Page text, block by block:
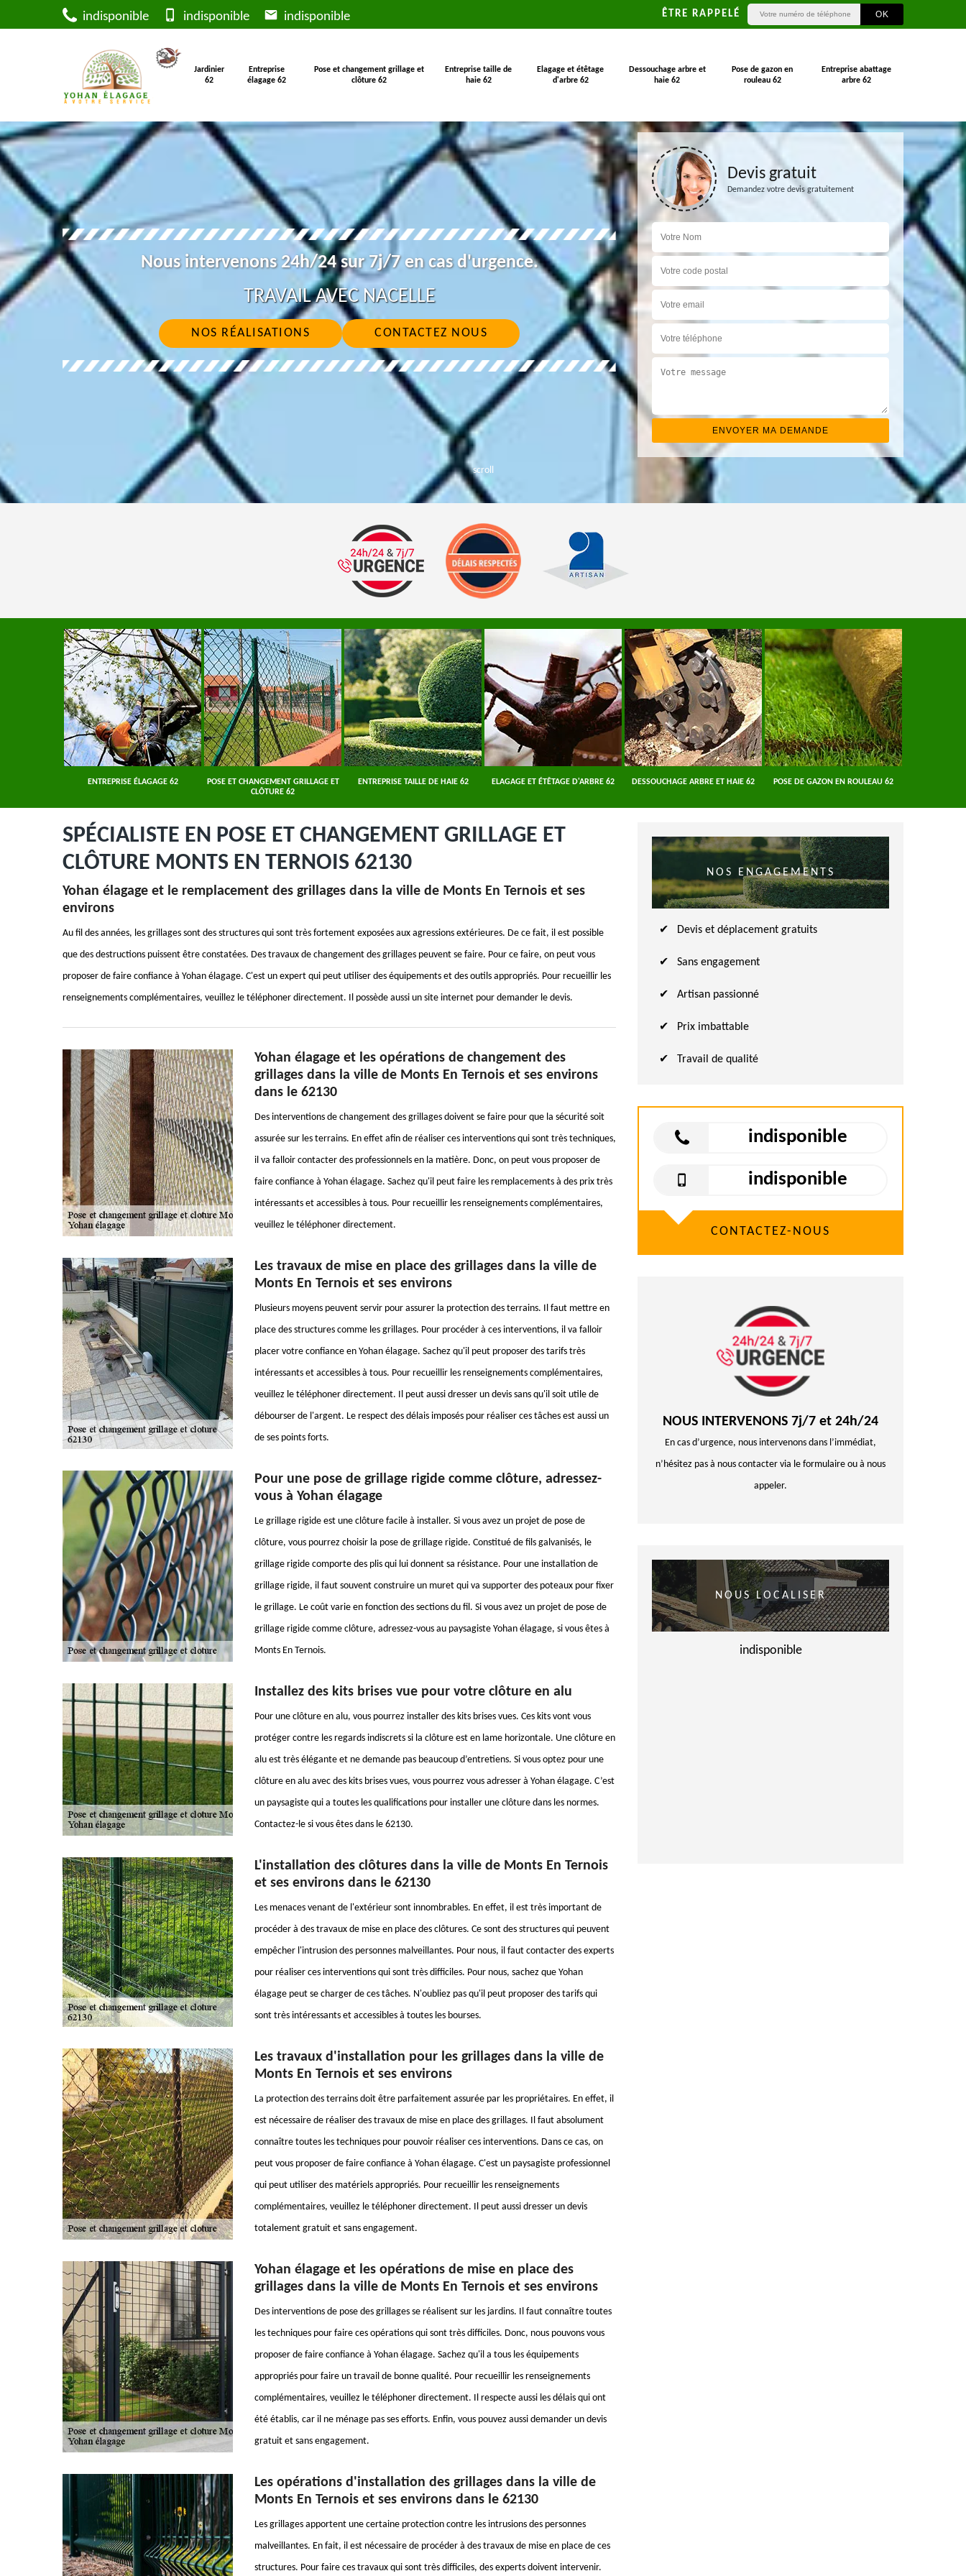
indisponible indisponible indisponible ÊTRE RAPPELÉ
Jardinier
62
Entreprise
élagage 62
Pose et changement grillage et
clôture 62
Entreprise taille de
haie 62
Elagage et étêtage
d'arbre 62
Dessouchage arbre et
haie 62
Pose de gazon en
rouleau 62
Entreprise abattage
arbre 62
scroll
Nous intervenons 24h/24 sur 7j/7 en cas d'urgence.
TRAVAIL AVEC NACELLE
NOS RÉALISATIONS CONTACTEZ NOUS
Devis gratuit
Demandez votre devis gratuitement
ENTREPRISE ÉLAGAGE 62
POSE ET CHANGEMENT GRILLAGE ET
CLÔTURE 62
ENTREPRISE TAILLE DE HAIE 62 ELAGAGE ET ÉTÊTAGE D'ARBRE 62 DESSOUCHAGE ARBRE ET HAIE 62 POSE DE GAZON EN ROULEAU 62
SPÉCIALISTE EN POSE ET CHANGEMENT GRILLAGE ET
CLÔTURE MONTS EN TERNOIS 62130
Yohan élagage et le remplacement des grillages dans la ville de Monts En Ternois et ses
environs
Au fil des années, les grillages sont des structures qui sont très fortement exposées aux agressions extérieures. De ce fait, il est possible
que des destructions puissent être constatées. Des travaux de changement des grillages peuvent se faire. Pour ce faire, on peut vous
proposer de faire confiance à Yohan élagage. C'est un expert qui peut utiliser des équipements et des outils appropriés. Pour recueillir les
renseignements complémentaires, veuillez le téléphoner directement. Il possède aussi un site internet pour demander le devis.
Yohan élagage et les opérations de changement des
grillages dans la ville de Monts En Ternois et ses environs
dans le 62130
Des interventions de changement des grillages doivent se faire pour que la sécurité soit
assurée sur les terrains. En effet afin de réaliser ces interventions qui sont très techniques,
il va falloir contacter des professionnels en la matière. Donc, on peut vous proposer de
faire confiance à Yohan élagage. Sachez qu'il peut faire les remplacements à des prix très
intéressants et accessibles à tous. Pour recueillir les renseignements complémentaires,
veuillez le téléphoner directement.
Les travaux de mise en place des grillages dans la ville de
Monts En Ternois et ses environs
Plusieurs moyens peuvent servir pour assurer la protection des terrains. Il faut mettre en
place des structures comme les grillages. Pour procéder à ces interventions, il va falloir
placer votre confiance en Yohan élagage. Sachez qu'il peut proposer des tarifs très
intéressants et accessibles à tous. Pour recueillir les renseignements complémentaires,
veuillez le téléphoner directement. Il peut aussi dresser un devis sans qu'il soit utile de
débourser de l'argent. Le respect des délais imposés pour réaliser ces tâches est aussi un
de ses points forts.
Pour une pose de grillage rigide comme clôture, adressez-
vous à Yohan élagage
Le grillage rigide est une clôture facile à installer. Si vous avez un projet de pose de
clôture, vous pourrez choisir la pose de grillage rigide. Constitué de fils galvanisés, le
grillage rigide comporte des plis qui lui donnent sa résistance. Pour une installation de
grillage rigide, il faut souvent construire un muret qui va supporter des poteaux pour fixer
le grillage. Le coût varie en fonction des sections du fil. Si vous avez un projet de pose de
grillage rigide comme clôture, adressez-vous au paysagiste Yohan élagage, si vous êtes à
Monts En Ternois.
Installez des kits brises vue pour votre clôture en alu
Pour une clôture en alu, vous pourrez installer des kits brises vues. Ces kits vont vous
protéger contre les regards indiscrets si la clôture est en lame horizontale. Une clôture en
alu est très élégante et ne demande pas beaucoup d’entretiens. Si vous optez pour une
clôture en alu avec des kits brises vues, vous pourrez vous adresser à Yohan élagage. C’est
un paysagiste qui a toutes les qualifications pour installer une clôture dans les normes.
Contactez-le si vous êtes dans le 62130.
L'installation des clôtures dans la ville de Monts En Ternois
et ses environs dans le 62130
Les menaces venant de l'extérieur sont innombrables. En effet, il est très important de
procéder à des travaux de mise en place des clôtures. Ce sont des structures qui peuvent
empêcher l'intrusion des personnes malveillantes. Pour nous, il faut contacter des experts
pour réaliser ces interventions qui sont très difficiles. Pour nous, sachez que Yohan
élagage peut se charger de ces tâches. N'oubliez pas qu'il peut proposer des tarifs qui
sont très intéressants et accessibles à toutes les bourses.
Les travaux d'installation pour les grillages dans la ville de
Monts En Ternois et ses environs
La protection des terrains doit être parfaitement assurée par les propriétaires. En effet, il
est nécessaire de réaliser des travaux de mise en place des grillages. Il faut absolument
connaître toutes les techniques pour pouvoir réaliser ces interventions. Dans ce cas, on
peut vous proposer de faire confiance à Yohan élagage. C'est un paysagiste professionnel
qui peut utiliser des matériels appropriés. Pour recueillir les renseignements
complémentaires, veuillez le téléphoner directement. Il peut aussi dresser un devis
totalement gratuit et sans engagement.
Yohan élagage et les opérations de mise en place des
grillages dans la ville de Monts En Ternois et ses environs
Des interventions de pose des grillages se réalisent sur les jardins. Il faut connaître toutes
les techniques pour faire ces opérations qui sont très difficiles. Donc, nous pouvons vous
proposer de faire confiance à Yohan élagage. Sachez qu'il a tous les équipements
appropriés pour faire un travail de bonne qualité. Pour recueillir les renseignements
complémentaires, veuillez le téléphoner directement. Il respecte aussi les délais qui ont
été établis, car il ne ménage pas ses efforts. Enfin, vous pouvez aussi demander un devis
gratuit et sans engagement.
Les opérations d'installation des grillages dans la ville de
Monts En Ternois et ses environs dans le 62130
Les grillages apportent une certaine protection contre les intrusions des personnes
malveillantes. En fait, il est nécessaire de procéder à des travaux de mise en place de ces
structures. Pour faire ces travaux qui sont très difficiles, des experts doivent intervenir.
NOS ENGAGEMENTS
Devis et déplacement gratuits
Sans engagement
Artisan passionné
Prix imbattable
Travail de qualité
indisponible
indisponible
CONTACTEZ-NOUS
NOUS INTERVENONS 7j/7 et 24h/24
En cas d’urgence, nous intervenons dans l’immédiat,
n’hésitez pas à nous contacter via le formulaire ou à nous
appeler.
NOUS LOCALISER
indisponible